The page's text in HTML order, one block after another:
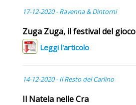
17-12-2020 - Ravenna & Dintorni
Zuga Zuga, il festival del gioco
Leggi l'articolo
14-12-2020 - Il Resto del Carlino
Il Natela nelle Cra